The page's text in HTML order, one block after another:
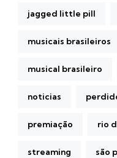
jagged little pill
musicais brasileiros
musical brasileiro
noticias
premiação rio
streaming são